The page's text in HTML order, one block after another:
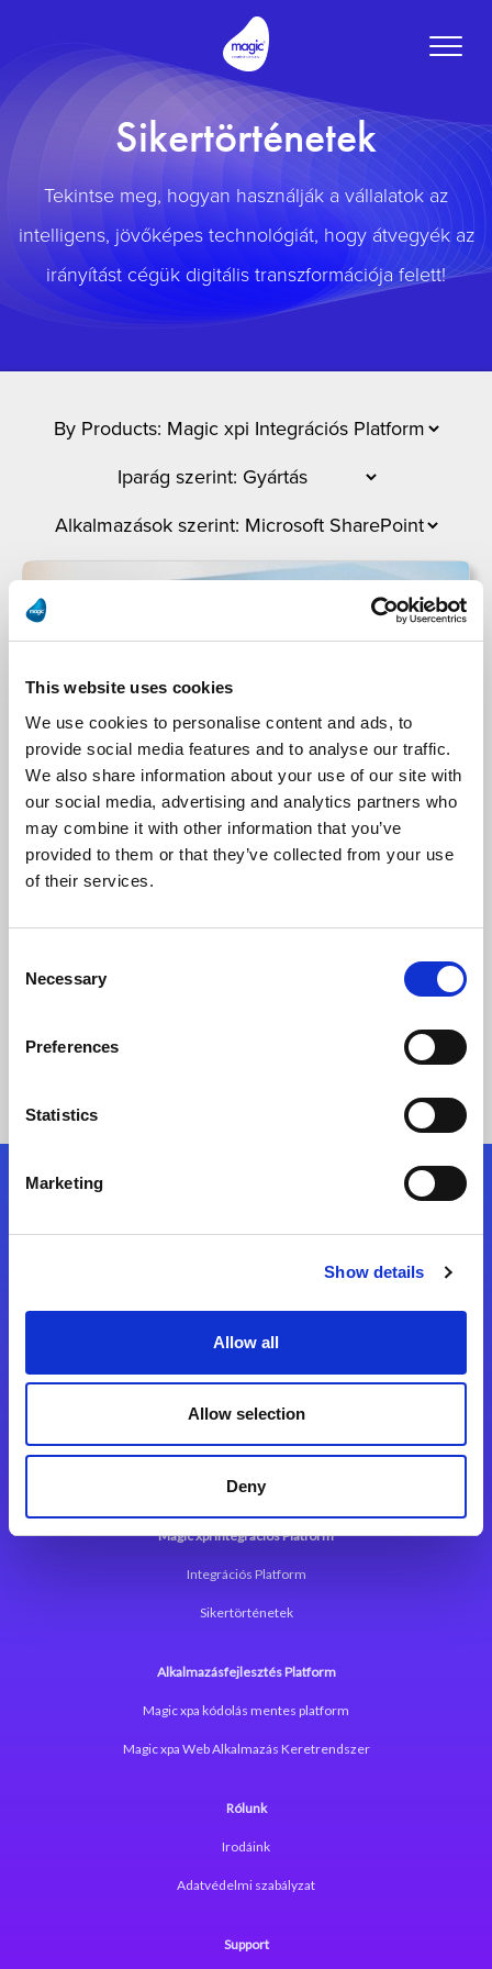
This website uses cookies
We use cookies to personalise content and ads, to
provide social media features and to analyse our traffic.
We also share information about your use of our site with
our social media, advertising and analytics partners who
may combine it with other information that you’ve
provided to them or that they’ve collected from your use
of their services.
Selection
Necessary
Preferences
Statistics
Marketing
Show details
Allow all
Allow selection
Deny
Toggle
Sikertörténetek
Tekintse meg, hogyan használják a vállalatok az
intelligens, jövőképes technológiát, hogy átvegyék az
irányítást cégük digitális transzformációja felett!
Christie Digital
A Christie Digital élesíti sokrétű üzleti folyamatait
Elolvasom
Lépjen a digitális átalakulás útjára még ma
Magic xpi Integrációs Platform
Integrációs Platform
Sikertörténetek
Alkalmazásfejlesztés Platform
Magic xpa kódolás mentes platform
Magic xpa Web Alkalmazás Keretrendszer
Rólunk
Irodáink
Adatvédelmi szabályzat
Support